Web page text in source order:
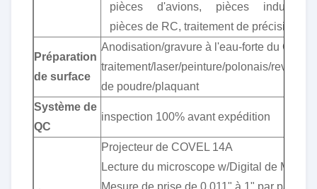
pièces d'avions, pièces
pièces de RC, traitement de précision.
Préparation
de surface
Anodisation/gravure à l'eau-forte du
traitement/laser/peinture/polonais/
de poudre/plaquant
Système de
QC
inspection 100% avant expédition
Projecteur de COVEL 14A
Lecture du microscope w/Digital de MAHR
Mesure de prise de 0,011" à 1" par paliers